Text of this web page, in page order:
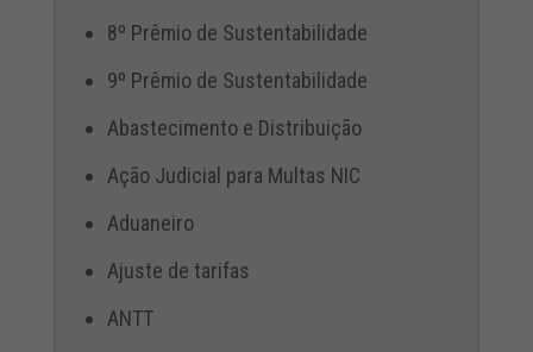
8º Prêmio de Sustentabilidade
9º Prêmio de Sustentabilidade
Abastecimento e Distribuição
Ação Judicial para Multas NIC
Aduaneiro
Ajuste de tarifas
ANTT